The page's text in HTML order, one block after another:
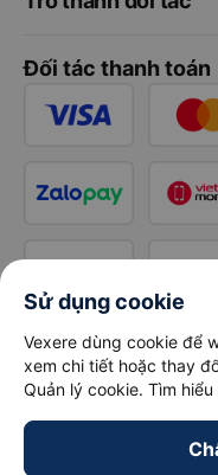
Đối tác thanh toán
Sử dụng cookie
Vexere dùng cookie để
xem chi tiết hoặc thay
Quản lý cookie. Tìm